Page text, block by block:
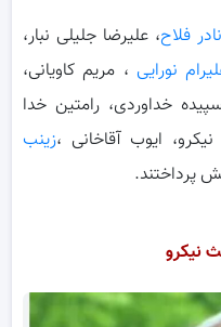
نادر فلاح، علیرضا جلیلی نبار،
نورایی ، مریم کاویانی،
خداوردی، رامتین خدا
ایوب آقاخانی ،زینب
پرداختند.
نیکرو